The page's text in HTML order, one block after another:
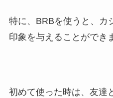
特に、BRBを使うと、カ
印象を与えることができ
初めて使った時は、友達